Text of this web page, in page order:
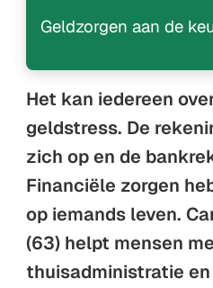
Geldzorgen aan de
Het kan iedereen
geldstress. De
zich op en de
Financiële zorgen
op iemands leven.
(63) helpt mensen
thuisadministratie